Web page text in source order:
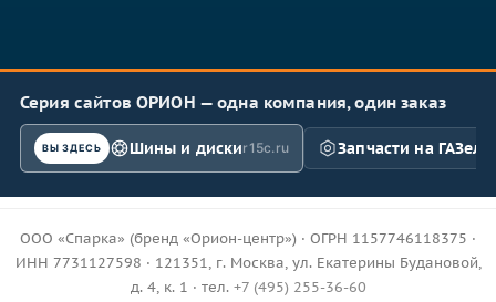
Серия сайтов ОРИОН — одна компания, один заказ
ВЫ ЗДЕСЬ Шины и дискиr15c.ru Запчасти на ГАЗель
ООО «Спарка» (бренд «Орион-центр») · ОГРН 1157746118375 ·
ИНН 7731127598 · 121351, г. Москва, ул. Екатерины Будановой,
д. 4, к. 1 · тел. +7 (495) 255-36-60